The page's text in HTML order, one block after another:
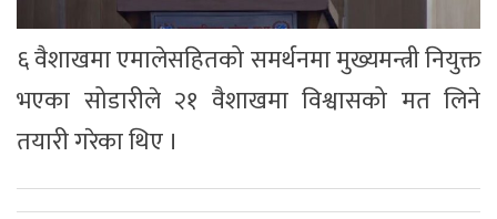
६ वैशाखमा एमालेसहितको समर्थनमा मुख्यमन्त्री नियुक्त
भएका सोडारीले २१ वैशाखमा विश्वासको मत लिने
तयारी गरेका थिए ।